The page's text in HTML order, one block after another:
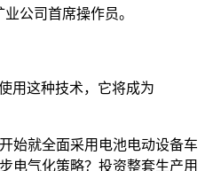
业公司首席操作员。
用这种技术，它将成为
始就全面采用电池电动设备车
电气化策略？投资整套生产用